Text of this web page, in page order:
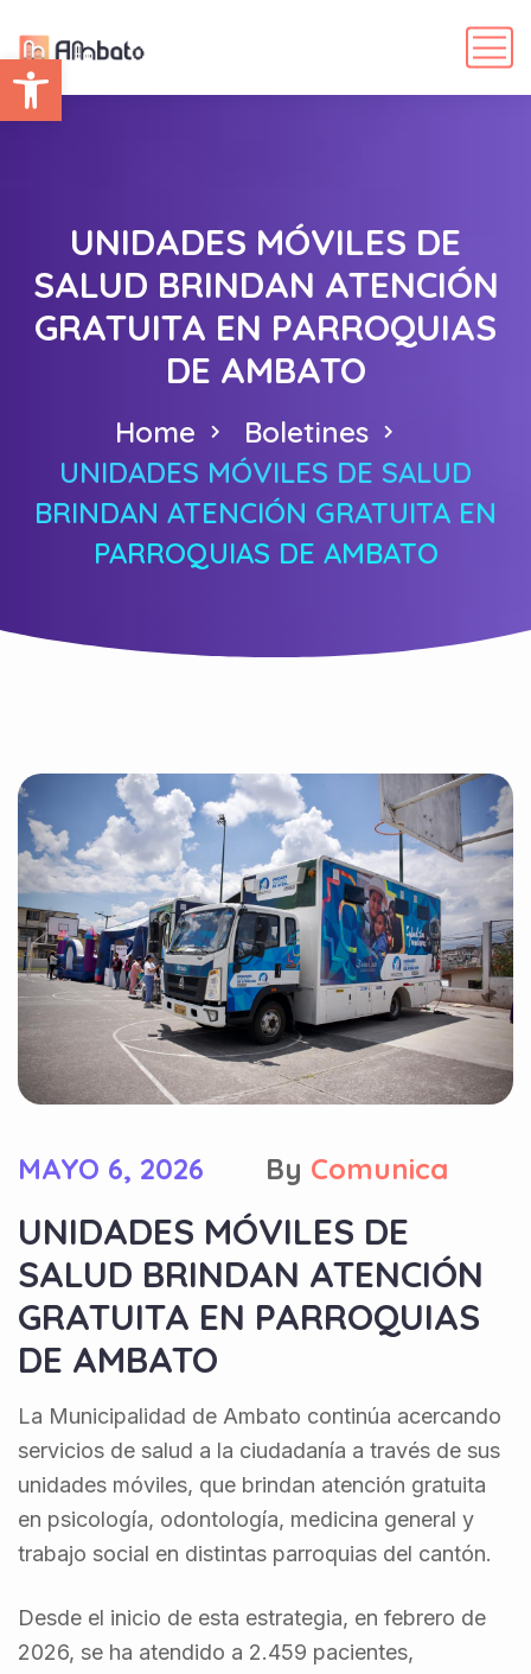
Abrir barra de herramientas
UNIDADES MÓVILES DE
SALUD BRINDAN ATENCIÓN
GRATUITA EN PARROQUIAS
DE AMBATO
Home
Boletines
UNIDADES MÓVILES DE SALUD
BRINDAN ATENCIÓN GRATUITA EN
PARROQUIAS DE AMBATO
MAYO 6, 2026 By Comunica
UNIDADES MÓVILES DE
SALUD BRINDAN ATENCIÓN
GRATUITA EN PARROQUIAS
DE AMBATO
La Municipalidad de Ambato continúa acercando
servicios de salud a la ciudadanía a través de sus
unidades móviles, que brindan atención gratuita
en psicología, odontología, medicina general y
trabajo social en distintas parroquias del cantón.
Desde el inicio de esta estrategia, en febrero de
2026, se ha atendido a 2.459 pacientes,